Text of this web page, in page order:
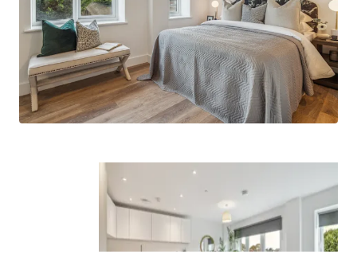
across the South of England.